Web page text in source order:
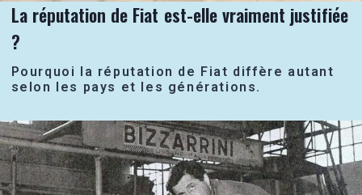
La réputation de Fiat est-elle vraiment justifiée
?
Pourquoi la réputation de Fiat diffère autant
selon les pays et les générations.